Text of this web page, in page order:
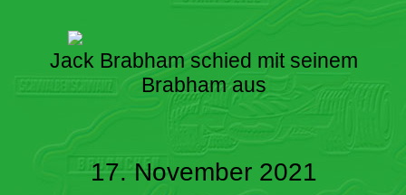
Jack Brabham schied mit seinem
Brabham aus
17. November 2021